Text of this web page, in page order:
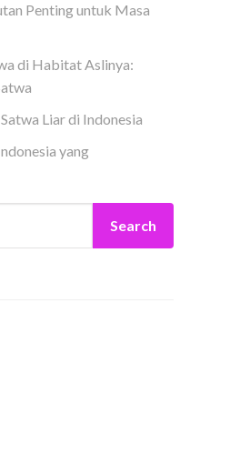
Penting untuk Masa
di Habitat Aslinya:
Liar di Indonesia
yang